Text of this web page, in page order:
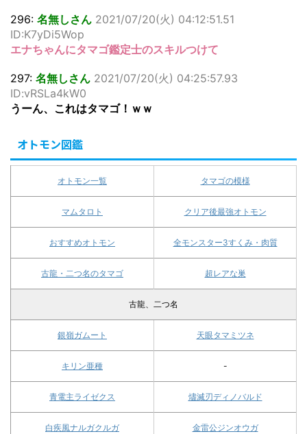
296: 名無しさん 2021/07/20(火) 04:12:51.51
ID:K7yDi5Wop
エナちゃんにタマゴ鑑定士のスキルつけて
297: 名無しさん 2021/07/20(火) 04:25:57.93
ID:vRSLa4kW0
うーん、これはタマゴ！ｗｗ
オトモン図鑑
オトモン一覧 タマゴの模様
マムタロト クリア後最強オトモン
おすすめオトモン 全モンスター3すくみ・肉質
古龍・二つ名のタマゴ 超レアな巣
古龍、二つ名
銀嶺ガムート 天眼タマミツネ
キリン亜種 -
青電主ライゼクス 燼滅刃ディノバルド
白疾風ナルガクルガ 金雷公ジンオウガ